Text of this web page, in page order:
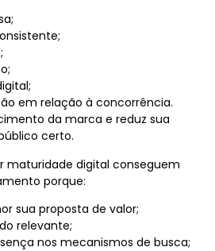
em relação à concorrência.
da marca e reduz sua
certo.
maturidade digital conseguem
porque:
sua proposta de valor;
relevante;
nos mecanismos de busca;